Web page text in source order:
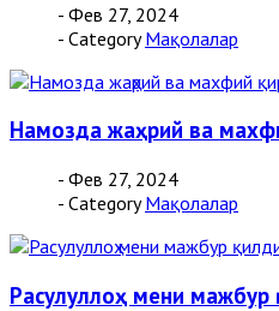
- Фев 27, 2024
- Category Мақолалар
Намозда жаҳрий ва
- Фев 27, 2024
- Category Мақолалар
Расулуллоҳ мени мажбур